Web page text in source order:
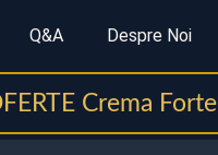
Q&A Despre Noi
Crema Forte